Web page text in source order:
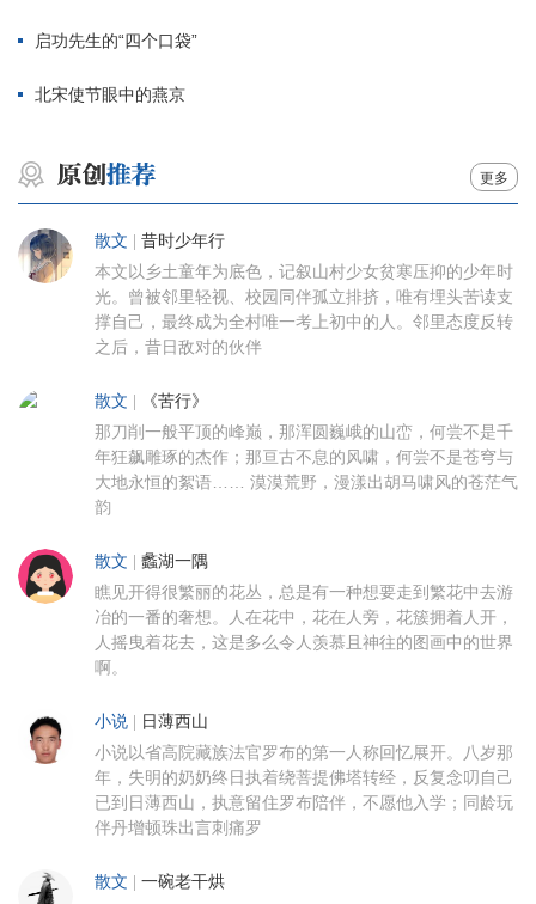
启功先生的“四个口袋”
北宋使节眼中的燕京
更多
散文 昔时少年行
本文以乡土童年为底色，记叙山村少女贫寒压抑的少年时
光。曾被邻里轻视、校园同伴孤立排挤，唯有埋头苦读支
撑自己，最终成为全村唯一考上初中的人。邻里态度反转
之后，昔日敌对的伙伴
散文 《苦行》
那刀削一般平顶的峰巅，那浑圆巍峨的山峦，何尝不是千
年狂飙雕琢的杰作；那亘古不息的风啸，何尝不是苍穹与
大地永恒的絮语…… 漠漠荒野，漫漾出胡马啸风的苍茫气
韵
散文 蠡湖一隅
瞧见开得很繁丽的花丛，总是有一种想要走到繁花中去游
冶的一番的奢想。人在花中，花在人旁，花簇拥着人开，
人摇曳着花去，这是多么令人羡慕且神往的图画中的世界
啊。
小说 日薄西山
小说以省高院藏族法官罗布的第一人称回忆展开。八岁那
年，失明的奶奶终日执着绕菩提佛塔转经，反复念叨自己
已到日薄西山，执意留住罗布陪伴，不愿他入学；同龄玩
伴丹增顿珠出言刺痛罗
散文 一碗老干烘